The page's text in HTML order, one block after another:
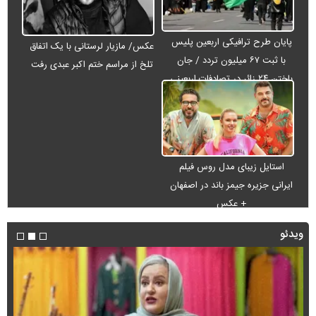
پایان طرح ترافیکی اربعین پلیس
با ثبت ۶۷ میلیون تردد / جان
باختن ۲۴ زائر در تصادفات اربعینی
عکس/ مازیار لرستانی با یک اتفاق
تلخ از مراسم ختم اکبر عبدی رفت
استایل زیبای مدل روس فیلم
ایرانی جزیره جیمز باند در اصفهان
+ عکس
ویدئو